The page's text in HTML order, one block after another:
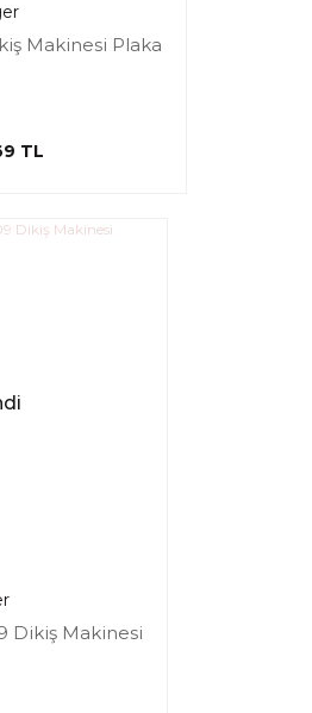
Makinesi Plaka
TL
Dikiş Makinesi